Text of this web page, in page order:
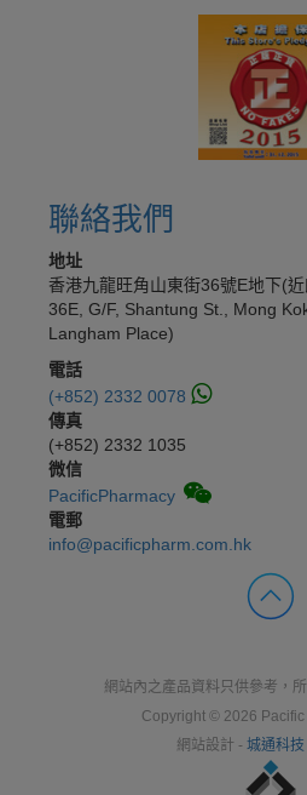
聯絡我們
地址
香港九龍旺角山東街36號E地下(
36E, G/F, Shantung St., Mong
Langham Place)
電話
(+852) 2332 0078
傳真
(+852) 2332 1035
微信
PacificPharmacy
電郵
info@pacificpharm.com.hk
網站內之產品資料只供參考，
Copyright © 2026
網站設計 - 城通科